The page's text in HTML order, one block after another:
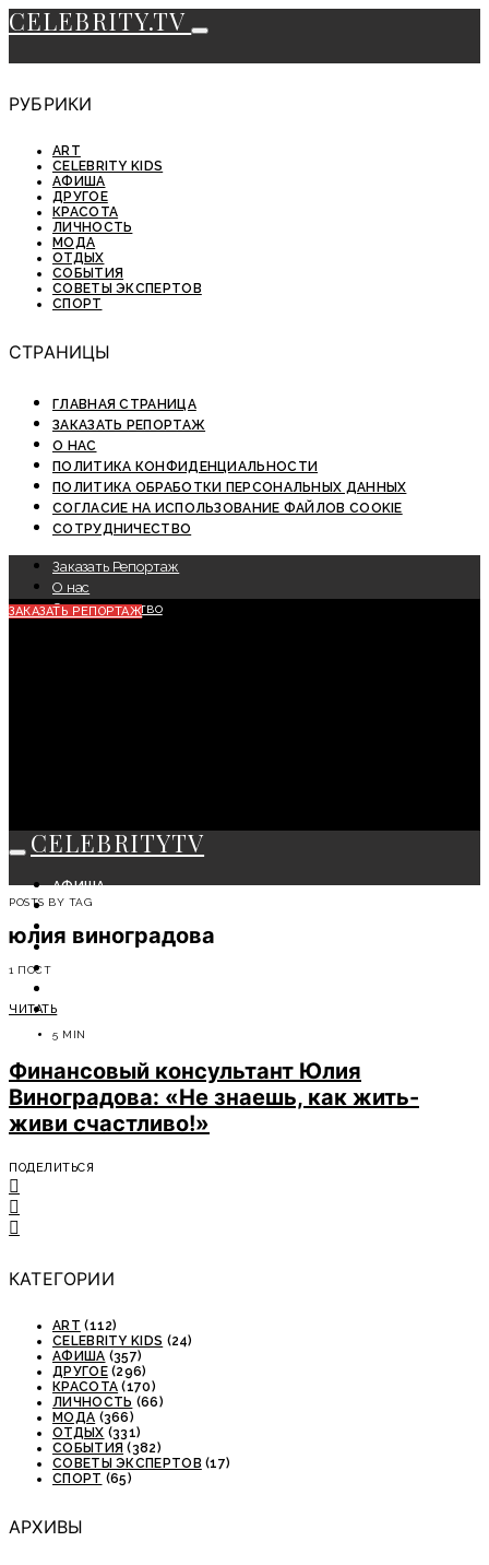
CELEBRITY.TV
РУБРИКИ
ART
CELEBRITY KIDS
АФИША
ДРУГОЕ
КРАСОТА
ЛИЧНОСТЬ
МОДА
ОТДЫХ
СОБЫТИЯ
СОВЕТЫ ЭКСПЕРТОВ
СПОРТ
СТРАНИЦЫ
ГЛАВНАЯ СТРАНИЦА
ЗАКАЗАТЬ РЕПОРТАЖ
О НАС
ПОЛИТИКА КОНФИДЕНЦИАЛЬНОСТИ
ПОЛИТИКА ОБРАБОТКИ ПЕРСОНАЛЬНЫХ ДАННЫХ
СОГЛАСИЕ НА ИСПОЛЬЗОВАНИЕ ФАЙЛОВ COOKIE
СОТРУДНИЧЕСТВО
Заказать Репортаж
О нас
Сотрудничество
ЗАКАЗАТЬ РЕПОРТАЖ
CELEBRITYTV
АФИША
СОБЫТИЯ
КРАСОТА
МОДА
СОВЕТЫ ЭКСПЕРТОВ
POSTS BY TAG
юлия виноградова
1 ПОСТ
ЧИТАТЬ
5 MIN
Финансовый консультант Юлия
Виноградова: «Не знаешь, как жить-
живи счастливо!»
ПОДЕЛИТЬСЯ
КАТЕГОРИИ
ART (112)
CELEBRITY KIDS (24)
АФИША (357)
ДРУГОЕ(296)
КРАСОТА (170)
ЛИЧНОСТЬ (66)
МОДА (366)
ОТДЫХ (331)
СОБЫТИЯ (382)
СОВЕТЫ ЭКСПЕРТОВ (17)
СПОРТ (65)
АРХИВЫ